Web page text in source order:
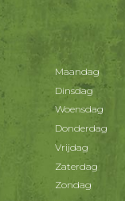
Maandag
Dinsdag
Woensdag
Donderdag
Vrijdag
Zaterdag
Zondag